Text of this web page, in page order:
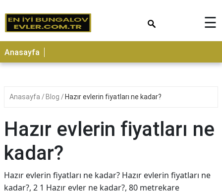
☰
Anasayfa
Anasayfa Blog Hazır evlerin fiyatları ne kadar?
Hazır evlerin fiyatları ne
kadar?
Hazır evlerin fiyatları ne kadar? Hazır evlerin fiyatları ne
kadar?, 2 1 Hazır evler ne kadar?, 80 metrekare